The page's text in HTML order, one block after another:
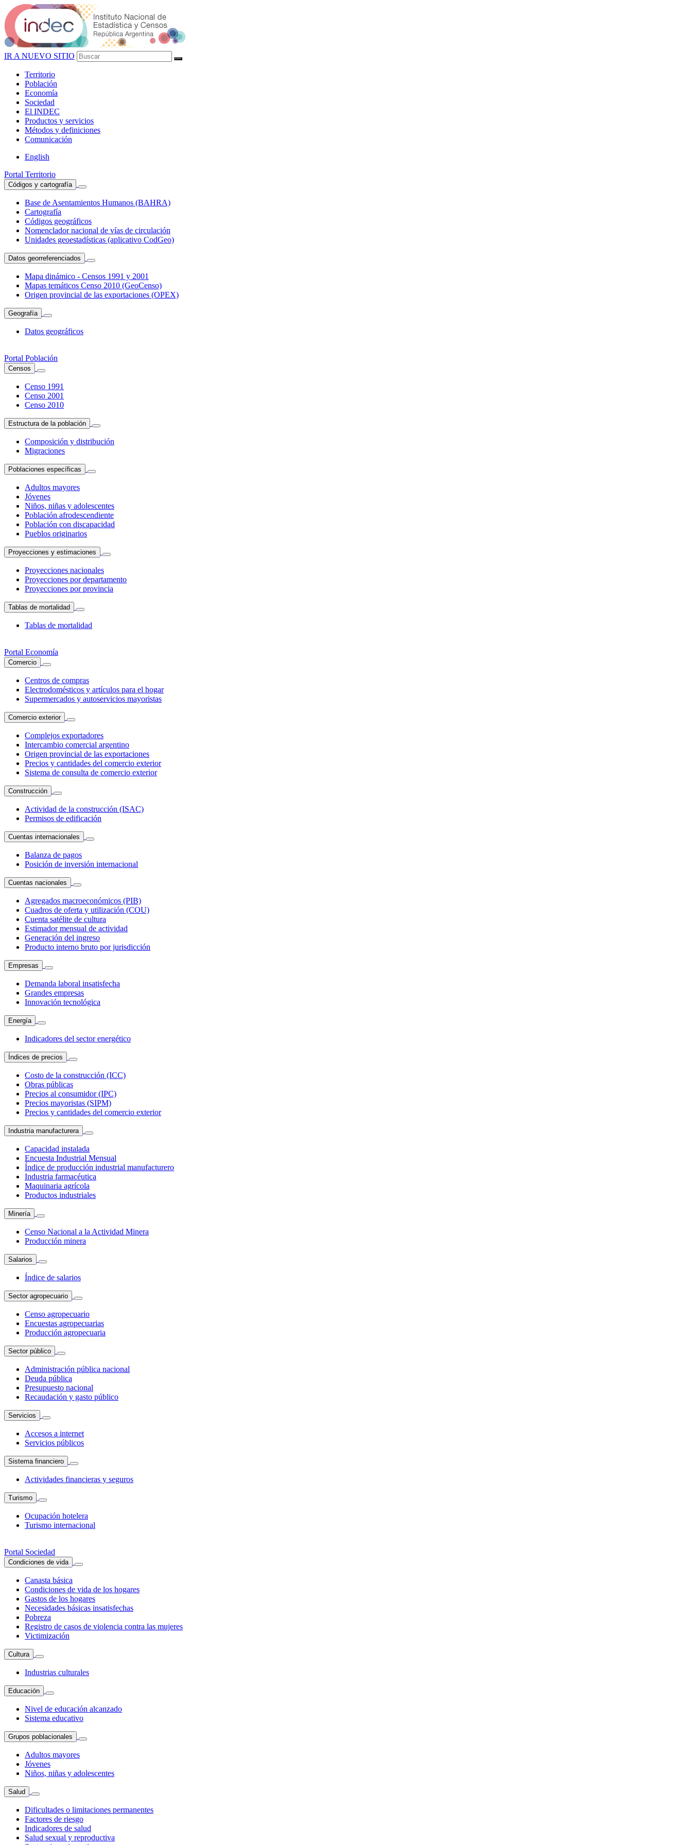
IR A NUEVO SITIO
Territorio
Población
Economía
Sociedad
El INDEC
Productos y servicios
Métodos y definiciones
Comunicación
English
Portal Territorio
Códigos y cartografía
Base de Asentamientos Humanos (BAHRA)
Cartografía
Códigos geográficos
Nomenclador nacional de vías de circulación
Unidades geoestadísticas (aplicativo CodGeo)
Datos georreferenciados
Mapa dinámico - Censos 1991 y 2001
Mapas temáticos Censo 2010 (GeoCenso)
Origen provincial de las exportaciones (OPEX)
Geografía
Datos geográficos
Portal Población
Censos
Censo 1991
Censo 2001
Censo 2010
Estructura de la población
Composición y distribución
Migraciones
Poblaciones específicas
Adultos mayores
Jóvenes
Niños, niñas y adolescentes
Población afrodescendiente
Población con discapacidad
Pueblos originarios
Proyecciones y estimaciones
Proyecciones nacionales
Proyecciones por departamento
Proyecciones por provincia
Tablas de mortalidad
Tablas de mortalidad
Portal Economía
Comercio
Centros de compras
Electrodomésticos y artículos para el hogar
Supermercados y autoservicios mayoristas
Comercio exterior
Complejos exportadores
Intercambio comercial argentino
Origen provincial de las exportaciones
Precios y cantidades del comercio exterior
Sistema de consulta de comercio exterior
Construcción
Actividad de la construcción (ISAC)
Permisos de edificación
Cuentas internacionales
Balanza de pagos
Posición de inversión internacional
Cuentas nacionales
Agregados macroeconómicos (PIB)
Cuadros de oferta y utilización (COU)
Cuenta satélite de cultura
Estimador mensual de actividad
Generación del ingreso
Producto interno bruto por jurisdicción
Empresas
Demanda laboral insatisfecha
Grandes empresas
Innovación tecnológica
Energía
Indicadores del sector energético
Índices de precios
Costo de la construcción (ICC)
Obras públicas
Precios al consumidor (IPC)
Precios mayoristas (SIPM)
Precios y cantidades del comercio exterior
Industria manufacturera
Capacidad instalada
Encuesta Industrial Mensual
Índice de producción industrial manufacturero
Industria farmacéutica
Maquinaria agrícola
Productos industriales
Minería
Censo Nacional a la Actividad Minera
Producción minera
Salarios
Índice de salarios
Sector agropecuario
Censo agropecuario
Encuestas agropecuarias
Producción agropecuaria
Sector público
Administración pública nacional
Deuda pública
Presupuesto nacional
Recaudación y gasto público
Servicios
Accesos a internet
Servicios públicos
Sistema financiero
Actividades financieras y seguros
Turismo
Ocupación hotelera
Turismo internacional
Portal Sociedad
Condiciones de vida
Canasta básica
Condiciones de vida de los hogares
Gastos de los hogares
Necesidades básicas insatisfechas
Pobreza
Registro de casos de violencia contra las mujeres
Victimización
Cultura
Industrias culturales
Educación
Nivel de educación alcanzado
Sistema educativo
Grupos poblacionales
Adultos mayores
Jóvenes
Niños, niñas y adolescentes
Salud
Dificultades o limitaciones permanentes
Factores de riesgo
Indicadores de salud
Salud sexual y reproductiva